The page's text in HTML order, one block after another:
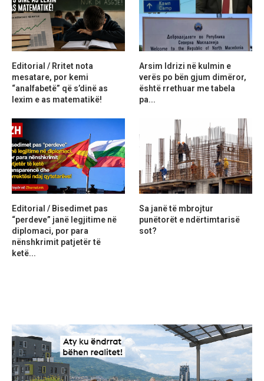
Editorial / Rritet nota
mesatare, por kemi
“analfabetë” që s’dinë as
lexim e as matematikë!
Arsim Idrizi në kulmin e
verës po bën gjum dimëror,
është rrethuar me tabela
pa...
Editorial / Bisedimet pas
“perdeve” janë legjitime në
diplomaci, por para
nënshkrimit patjetër të
ketë...
Sa janë të mbrojtur
punëtorët e ndërtimtarisë
sot?